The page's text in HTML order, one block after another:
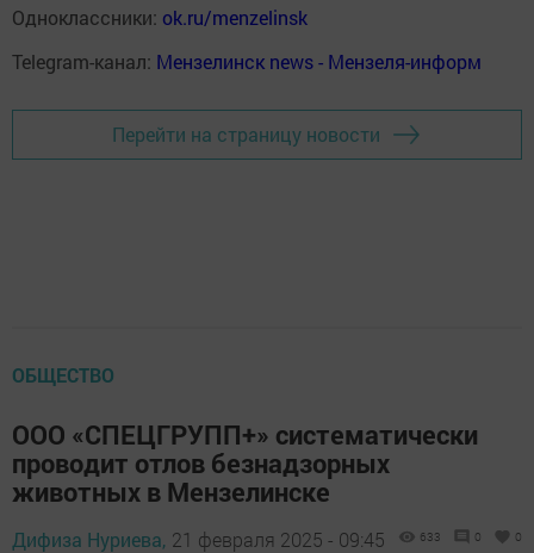
Одноклассники: ok.ru/menzelinsk
Telegram-канал: Мензелинск news - Мензеля-информ
Перейти на страницу новости
ОБЩЕСТВО
ООО «СПЕЦГРУПП+» систематически
проводит отлов безнадзорных
животных в Мензелинске
Дифиза Нуриева, 21 февраля 2025 - 09:45 633 0 0